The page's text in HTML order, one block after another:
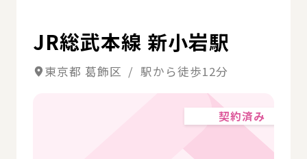
JR総武本線 新小岩駅
東京都 葛飾区 / 駅から徒歩12分
契約済み